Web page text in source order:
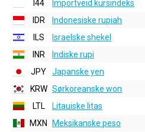
I44
Importveid kursindeks
IDR
Indonesiske rupiah
ILS
Israelske shekel
INR
Indiske rupi
JPY
Japanske yen
KRW Sørkoreanske won
LTL
Litauiske litas
MXN
Meksikanske peso